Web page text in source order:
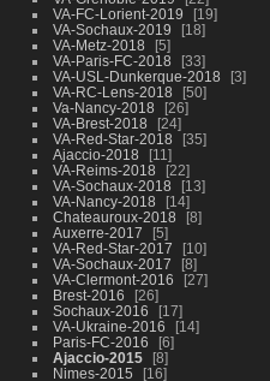
VA-FC-Lorient-2019
19
VA-Sochaux-2019
18
VA-Metz-2018
5
VA-Paris-FC-2018
33
VA-USL-Dunkerque-2018
3
VA-RC-Lens-2018
50
Va-Nancy-2018
26
VA-Brest-2018
24
VA-Red-Star-2018
35
Ajaccio-2018
11
VA-Reims-2018
22
VA-Sochaux-2018
13
VA-Nancy-2018
14
Chateauroux-2018
8
Auxerre-2017
5
VA-Red-Star-2017
10
VA-Sochaux-2017
8
VA-Clermont-2016
27
Brest-2016
26
Sochaux-2016
17
VA-Ukraine-2016
14
Paris-FC-2016
6
Ajaccio-2015
8
Nimes-2015
16